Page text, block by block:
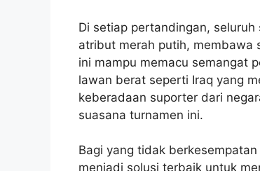
Di setiap pertandingan,
atribut merah putih, membawa
ini mampu memacu semangat
lawan berat seperti Iraq yang
keberadaan suporter dari
suasana turnamen ini.
Bagi yang tidak
menjadi solusi terbaik untuk